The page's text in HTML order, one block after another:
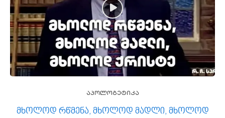
აპოლოგეტიკა
მხოლოდ რწმენა, მხოლოდ მადლი, მხოლოდ